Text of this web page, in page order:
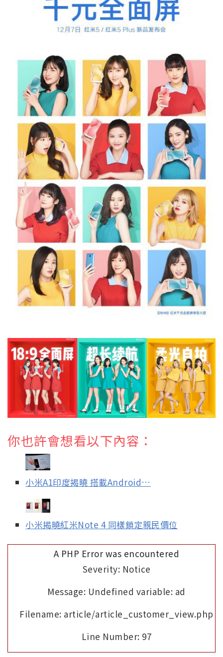
你也許會想看以下內容：
小米A1印度揭曉 搭載Android…
小米揭曉紅米Note 4 同樣鎖定親民價位
A PHP Error was encountered
Severity: Notice
Message: Undefined variable: ad
Filename: article/article_customer_view.php
Line Number: 97